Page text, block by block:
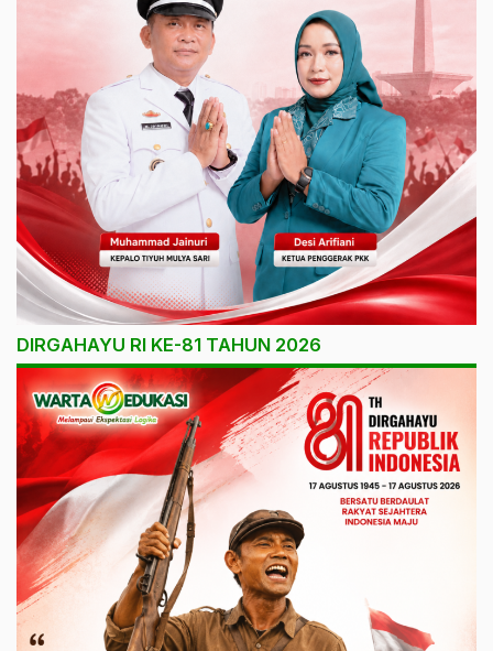
DIRGAHAYU RI KE-81 TAHUN 2026